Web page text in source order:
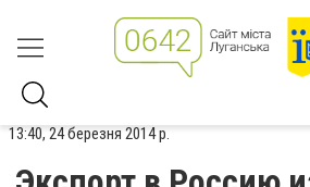
13:40, 24 березня 2014 р.